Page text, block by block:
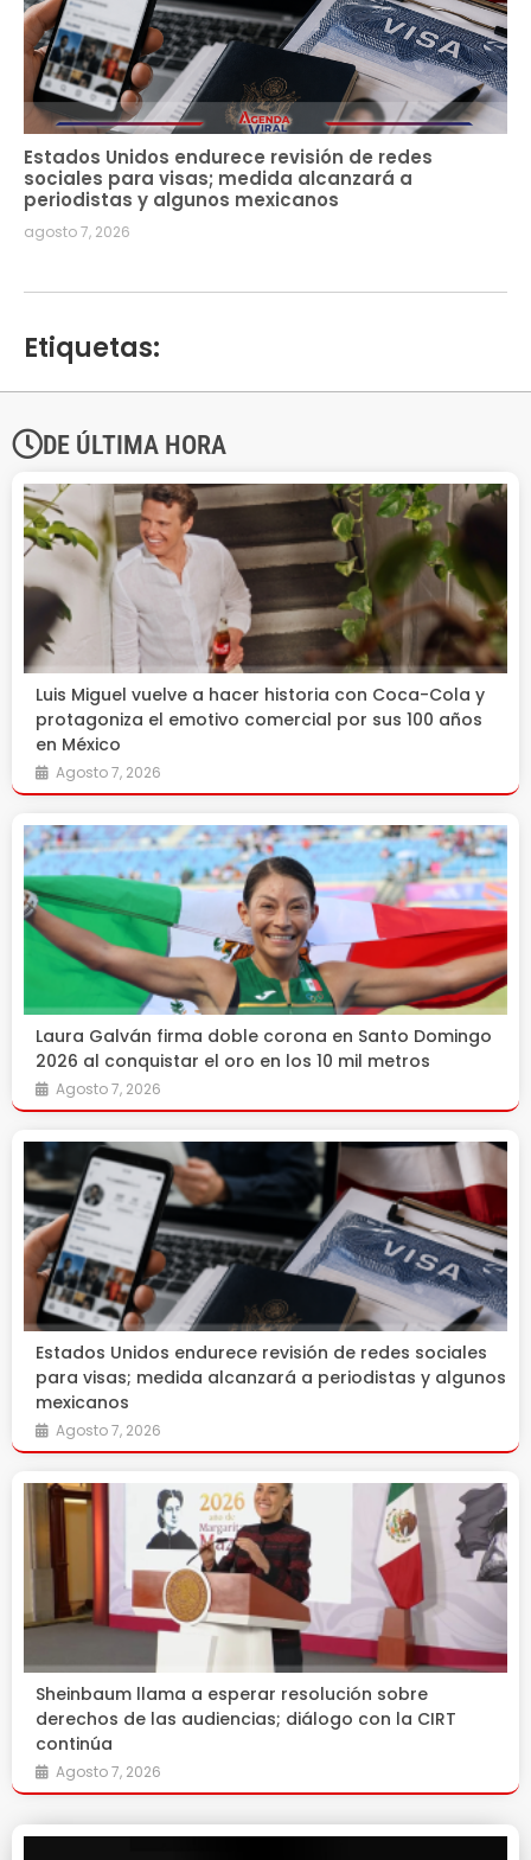
Estados Unidos endurece revisión de redes
sociales para visas; medida alcanzará a
periodistas y algunos mexicanos
agosto 7, 2026
Etiquetas:
DE ÚLTIMA HORA
Luis Miguel vuelve a hacer historia con Coca-Cola y
protagoniza el emotivo comercial por sus 100 años
en México
Agosto 7, 2026
Laura Galván firma doble corona en Santo Domingo
2026 al conquistar el oro en los 10 mil metros
Agosto 7, 2026
Estados Unidos endurece revisión de redes sociales
para visas; medida alcanzará a periodistas y algunos
mexicanos
Agosto 7, 2026
Sheinbaum llama a esperar resolución sobre
derechos de las audiencias; diálogo con la CIRT
continúa
Agosto 7, 2026